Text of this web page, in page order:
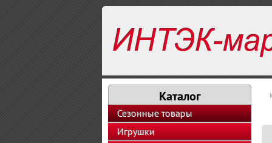
Каталог
Сезонные товары
Игрушки